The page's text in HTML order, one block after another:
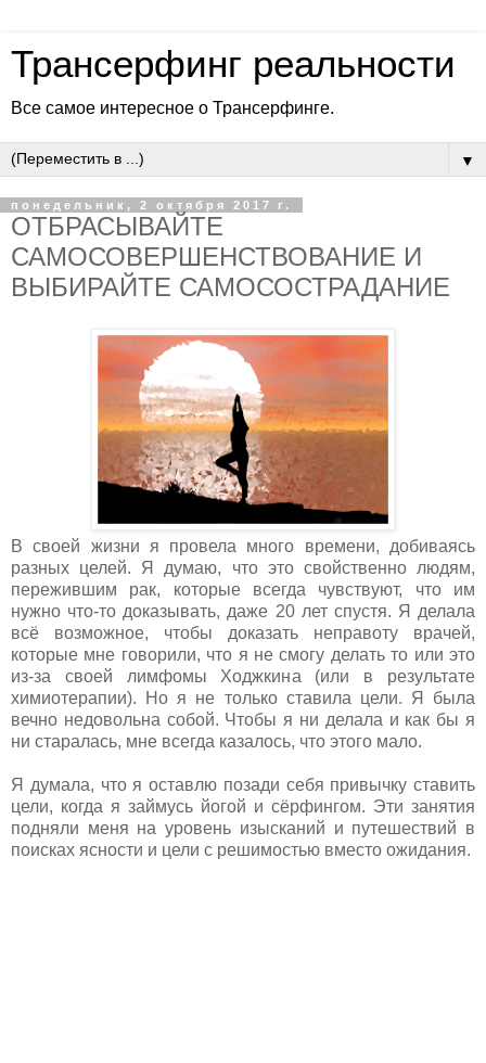
Трансерфинг реальности
Все самое интересное о Трансерфинге.
▼
понедельник, 2 октября 2017 г.
ОТБРАСЫВАЙТЕ
САМОСОВЕРШЕНСТВОВАНИЕ И
ВЫБИРАЙТЕ САМОСОСТРАДАНИЕ
В своей жизни я провела много времени, добиваясь
разных целей. Я думаю, что это свойственно людям,
пережившим рак, которые всегда чувствуют, что им
нужно что-то доказывать, даже 20 лет спустя. Я делала
всё возможное, чтобы доказать неправоту врачей,
которые мне говорили, что я не смогу делать то или это
из-за своей лимфомы Ходжкина (или в результате
химиотерапии). Но я не только ставила цели. Я была
вечно недовольна собой. Чтобы я ни делала и как бы я
ни старалась, мне всегда казалось, что этого мало.
Я думала, что я оставлю позади себя привычку ставить
цели, когда я займусь йогой и сёрфингом. Эти занятия
подняли меня на уровень изысканий и путешествий в
поисках ясности и цели с решимостью вместо ожидания.